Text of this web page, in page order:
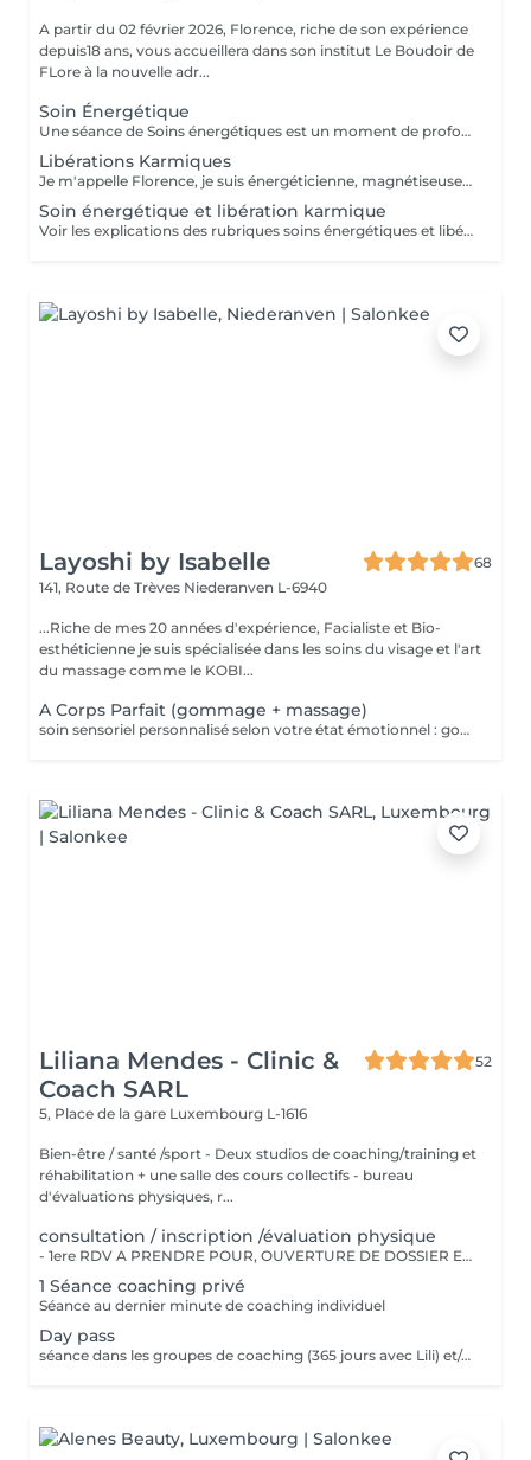
A partir du 02 février 2026, Florence, riche de son expérience
depuis18 ans, vous accueillera dans son institut Le Boudoir de
FLore à la nouvelle adr...
Soin Énergétique
Une séance de Soins énergétiques est un moment de profond bien-être et de lâcher-prise, un moment précieux pour vous reconnecter avec vous-même. L'harmonisation énergétique permet de prendre soin de soi sans être envahi par le mental et les émotions, de libérer les blocages et mémoires du passé, de (re)trouver pleinement son potentiel d'énergie, sa force vitale et créatrice, de s'aimer et s'accepter et enfin, vivre l'amour inconditionnel, d'être en paix avec soi même et de ressentir centrage et légèreté. Les soins énergétiques que je pratique nettoient les différents corps énergétiques (physique, émotionnel, mental, spirituel) et visent à dissoudre les blocages et les croyances limitantes qui nous empêchent d'avancer positivement dans la vie. Avant tout travail énergétique, quelle que soit la méthode holistique, il est important de procéder à un diagnostic énergétique de la personne. A qui s'adresse le soin énergétique ? Ils peuvent être réalisés sur tout le monde, à tous âges, quelques soient les antécédents, les maladies et les traitements en cours. Les Soins Energétiques ne présentent pas de contre-indication, prévoir juste un temps de repos après une séance. A noter que ces thérapies ne remplacent pas, en aucun cas, la médecine conventionnelle. Mon approche énergétique est dépouillée de toute attache religieuse et ne demande pas au consultant de cheminement spirituel particulier. NB : chaque minute additionnelle au temps prévu sera facturée 1€. Merci. Pour une première expérience, choisissez la séance de 75 mn.
Libérations Karmiques
Je m'appelle Florence, je suis énergéticienne, magnétiseuse, passeuse d'âme, karmathérapeute et médium clairaudiente et clairvoyante. Les soins karmiques que je propose sont des soins énergétiques qui vont essentiellement travailler sur votre structure énergétique reliée à votre vie actuelle afin de libérer et nettoyer les empreintes de ces mémoires ancestrales négatives. Les soins karmiques et transgénérationnels consistent à aller libérer des mémoires, des blessures et blocages issus de nos vies antérieures dont votre structure énergétique porte encore l'empreinte. Certaines de ces mémoires douloureuses se rattachent directement à votre âme, d'autres sont associées à votre famille, dans ce cas nous parlons de mémoires transgénérationnelles. Lorsque je travaille sur des mémoires karmiques, grâce à la médiumnité, je peux retracer vos vies antérieures et voir précisément les blocages, les blessures, les émotions négatives liés à vos problèmes actuels. Vous allez vivre des moments de partage, et vous sentirez cette libération karmique par des sensations d'apaisement et de soulagement. Je conseille de faire dans un premier temps le soin énergétique et ensuite le soin libération karmique. Voter traitement en sera beaucoup plus efficace Vous allez prendre conscience pour quelles raisons vous êtes attiré par certains lieux, certaines personnalités etc. Cela donnera l'explication également sur vos comportements, vos préférences, vos craintes. NB : pour chaque minute additionnelle au temps prévu sera facturée 1€. Merci
Soin énergétique et libération karmique
Voir les explications des rubriques soins énergétiques et libérations karmiques. Pour chaque minute additionnelle au temps prévu, 1€ sera facturé. Merci de votre compréhension.
Layoshi by Isabelle
68
141, Route de Trèves Niederanven L-6940
...Riche de mes 20 années d'expérience, Facialiste et Bio-
esthéticienne je suis spécialisée dans les soins du visage et l'art
du massage comme le KOBI...
A Corps Parfait (gommage + massage)
soin sensoriel personnalisé selon votre état émotionnel : gommage complet du corps au sel rose de l'Himalaya pour une peau douce et satinée + douche + Massage personnalisé
Liliana Mendes - Clinic &
Coach SARL
52
5, Place de la gare Luxembourg L-1616
Bien-être / santé /sport - Deux studios de coaching/training et
réhabilitation + une salle des cours collectifs - bureau
d'évaluations physiques, r...
consultation / inscription /évaluation physique
- 1ere RDV A PRENDRE POUR, OUVERTURE DE DOSSIER ET EXPLICATIONS/CONSEILS - INSCRIPTION CHEZ LILIANA MENDES CLINIC & COACH - EVALUATION PHYSIQUE ET ANAMENSE - ON PAYE UNE SEULE FOIS!!
1 Séance coaching privé
Séance au dernier minute de coaching individuel
Day pass
séance dans les groupes de coaching (365 jours avec Lili) et/ou cours collectifs Pas valable pour coaching privé !!!! Day pass